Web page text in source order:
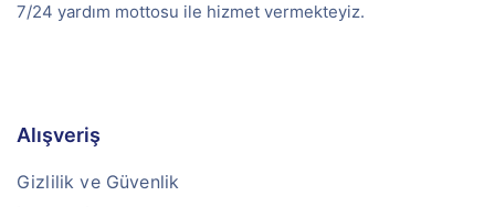
7/24 yardım mottosu ile hizmet vermekteyiz.
Alışveriş
Gizlilik ve Güvenlik